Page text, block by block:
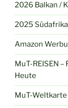
2026 Balkan /
2025 Südafrika
Amazon
MuT-REISEN
Heute
MuT-Weltkarte